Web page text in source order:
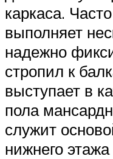
каркаса.
выполняет
надежно
стропил к
выступает в
пола
служит
нижнего